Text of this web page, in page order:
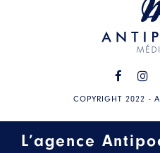
COPYRIGHT 2022 -
L’agence